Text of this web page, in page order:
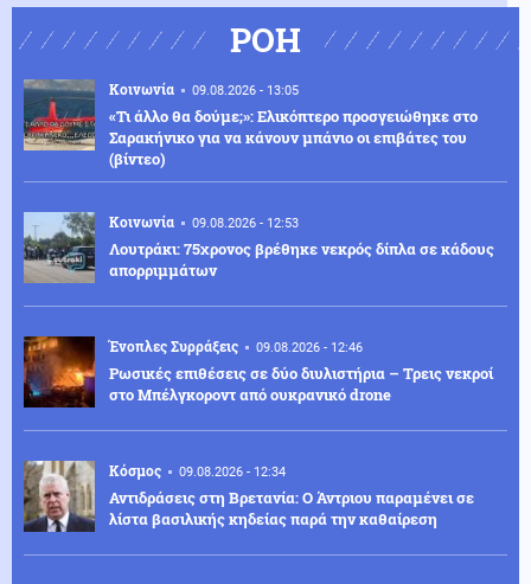
ΡΟΗ
Κοινωνία 09.08.2026 - 13:05
«Τι άλλο θα δούμε;»: Ελικόπτερο προσγειώθηκε στο
Σαρακήνικο για να κάνουν μπάνιο οι επιβάτες του
(βίντεο)
Κοινωνία 09.08.2026 - 12:53
Λουτράκι: 75χρονος βρέθηκε νεκρός δίπλα σε κάδους
απορριμμάτων
Ένοπλες Συρράξεις 09.08.2026 - 12:46
Ρωσικές επιθέσεις σε δύο διυλιστήρια – Τρεις νεκροί
στο Μπέλγκοροντ από ουκρανικό drone
Κόσμος 09.08.2026 - 12:34
Αντιδράσεις στη Βρετανία: Ο Άντριου παραμένει σε
λίστα βασιλικής κηδείας παρά την καθαίρεση